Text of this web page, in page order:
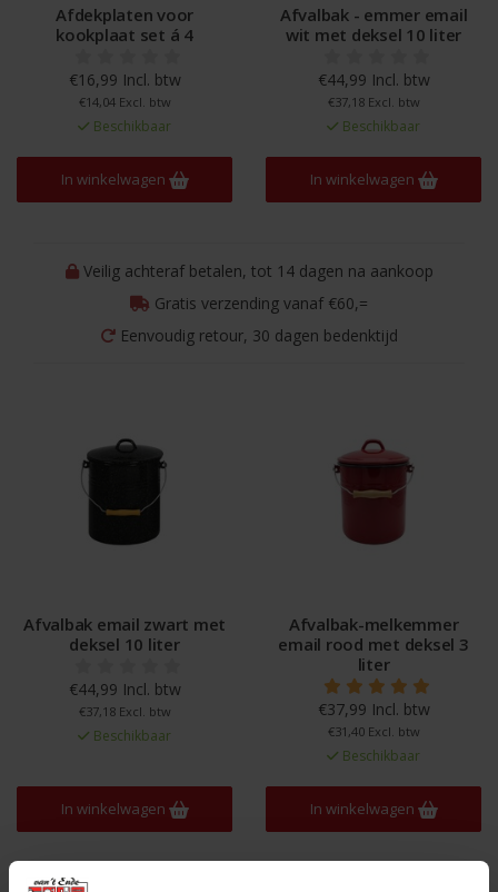
Afdekplaten voor
kookplaat set á 4
€16,99 Incl. btw
€14,04 Excl. btw
Beschikbaar
In winkelwagen
Afvalbak - emmer email
wit met deksel 10 liter
€44,99 Incl. btw
€37,18 Excl. btw
Beschikbaar
In winkelwagen
Veilig achteraf betalen, tot 14 dagen na aankoop
Gratis verzending vanaf €60,=
Eenvoudig retour, 30 dagen bedenktijd
Afvalbak email zwart met
deksel 10 liter
€44,99 Incl. btw
€37,18 Excl. btw
Beschikbaar
In winkelwagen
Afvalbak-melkemmer
email rood met deksel 3
liter
€37,99 Incl. btw
€31,40 Excl. btw
Beschikbaar
In winkelwagen